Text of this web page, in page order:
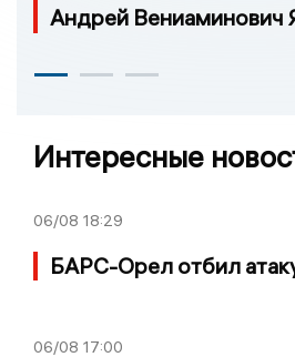
Андрей Вениаминович
Интересные
06/08 18:29
БАРС-Орел отбил
06/08 17:00